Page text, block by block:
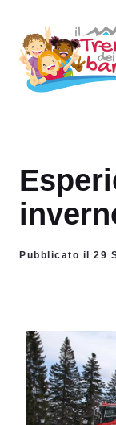
contenuto
Pubblicato il 29